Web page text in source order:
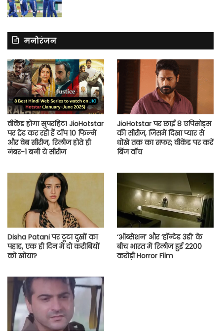
मनोरंजन
वीकेंड होगा सुपरहिट! JioHotstar
पर ट्रेंड कर रही हैं टॉप 10 फिल्में
और वेब सीरीज, रिलीज होते ही
नंबर-1 बनी ये सीरीज
JioHotstar पर छाई 8 एपिसोड्स
की सीरीज, जिसमें दिखा प्यार से
धोखे तक का सफर; वीकेंड पर करें
बिंज वॉच
Disha Patani पर टूटा दुखों का
पहाड़, एक ही दिन में दो करीबियों
को खोया?
‘ऑब्सेशन’ और ‘हॉन्टेड 3डी’ के
बीच भारत में रिलीज हुई 2200
करोड़ी Horror Film